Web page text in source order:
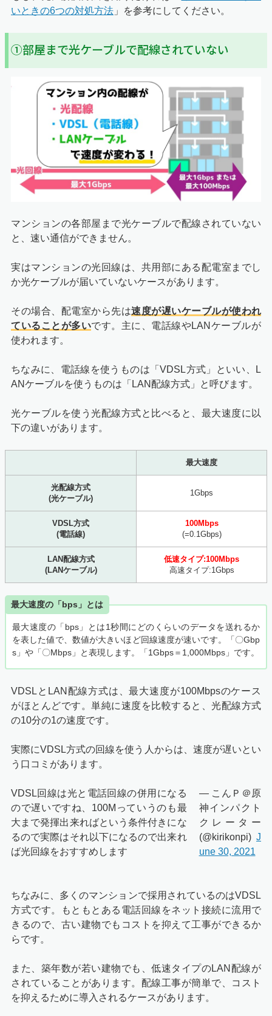
いときの6つの対処方法 」を参考にしてください。
①部屋まで光ケーブルで配線されていない
マンションの各部屋まで光ケーブルで配線されていない
と、速い通信ができません。
実はマンションの光回線は、共用部にある配電室までし
か光ケーブルが届いていないケースがあります。
その場合、配電室から先は速度が遅いケーブルが使われ
ていることが多いです。主に、電話線やLANケーブルが
使われます。
ちなみに、電話線を使うものは「VDSL方式」といい、L
ANケーブルを使うものは「LAN配線方式」と呼びます。
光ケーブルを使う光配線方式と比べると、最大速度に以
下の違いがあります。
最大速度
光配線方式
(光ケーブル)
1Gbps
VDSL方式
(電話線)
100Mbps
(=0.1Gbps)
LAN配線方式
(LANケーブル)
低速タイプ:100Mbps
高速タイプ:1Gbps
最大速度の「bps」とは
最大速度の「bps」とは1秒間にどのくらいのデータを送れるか
を表した値で、数値が大きいほど回線速度が速いです。「〇Gbp
s」や「〇Mbps」と表現します。「1Gbps＝1,000Mbps」です。
VDSLとLAN配線方式は、最大速度が100Mbpsのケース
がほとんどです。単純に速度を比較すると、光配線方式
の10分の1の速度です。
実際にVDSL方式の回線を使う人からは、速度が遅いとい
う口コミがあります。
VDSL回線は光と電話回線の併用になる
ので遅いですね、100Mっていうのも最
大まで発揮出来ればという条件付きにな
るので実際はそれ以下になるので出来れ
ば光回線をおすすめします
— こんＰ＠原
神インパクト
クレーター
(@kirikonpi) J
une 30, 2021
ちなみに、多くのマンションで採用されているのはVDSL
方式です。もともとある電話回線をネット接続に流用で
きるので、古い建物でもコストを抑えて工事ができるか
らです。
また、築年数が若い建物でも、低速タイプのLAN配線が
されていることがあります。配線工事が簡単で、コスト
を抑えるために導入されるケースがあります。